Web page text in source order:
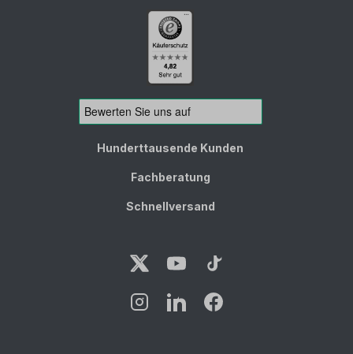
Hunderttausende Kunden
Fachberatung
Schnellversand